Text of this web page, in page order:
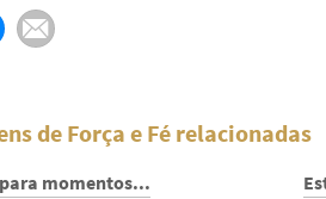
de Força e Fé relacionadas
momentos...